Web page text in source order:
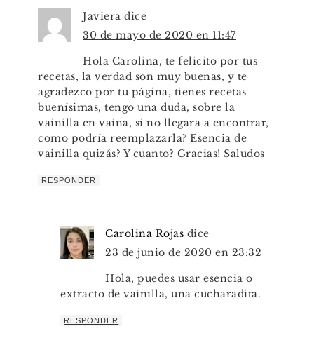
Javiera dice
30 de mayo de 2020 en 11:47
Hola Carolina, te felicito por tus
recetas, la verdad son muy buenas, y te
agradezco por tu página, tienes recetas
buenísimas, tengo una duda, sobre la
vainilla en vaina, si no llegara a encontrar,
como podría reemplazarla? Esencia de
vainilla quizás? Y cuanto? Gracias! Saludos
RESPONDER
Carolina Rojas dice
23 de junio de 2020 en 23:32
Hola, puedes usar esencia o
extracto de vainilla, una cucharadita.
RESPONDER